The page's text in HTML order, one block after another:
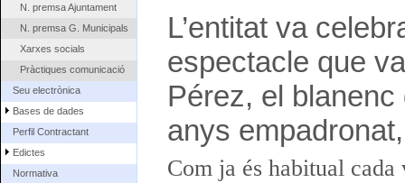
N. premsa Ajuntament
N. premsa G. Municipals
Xarxes socials
Pràctiques comunicació
Seu electrònica
Bases de dades
Perfil Contractant
Edictes
Normativa
L’entitat va
espectacle que
Pérez, el blanenc
anys
Com ja és habitual cada